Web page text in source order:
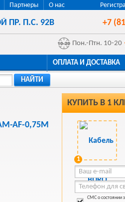
Партнеры
О нас
ПР. П.С. 92В +7
Пон.-Птн. 10-20
ОПЛАТА И ДОСТАВКА
НАЙТИ
КУПИТЬ В 1
1
СМС о состоянии
AF-0,75M